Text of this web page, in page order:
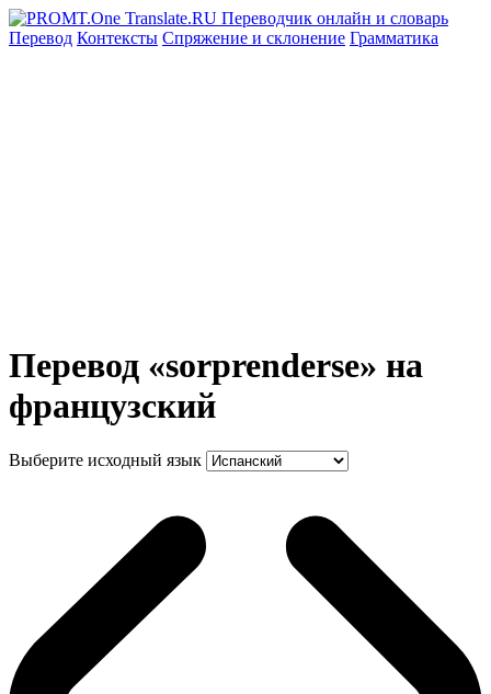
Перевод Контексты Спряжение и склонение Грамматика
Перевод «sorprenderse» на
французский
Выберите исходный язык